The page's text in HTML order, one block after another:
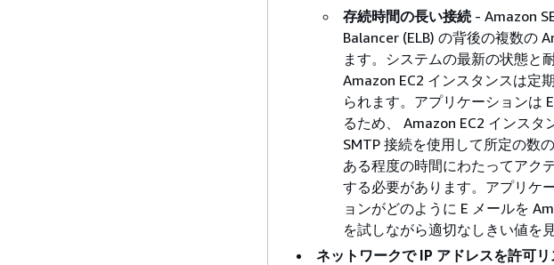
存続時間の長い接続 - Amazon
Balancer (ELB) の背後の複数の
ます。システムの最新の状態と
Amazon EC2 インスタンスは定
られます。アプリケーションは
るため、 Amazon EC2 インス
SMTP 接続を使用して所定の数
ある程度の時間にわたってアク
する必要があります。アプリケ
ョンがどのように E メールを
を試しながら適切なしきい値を
ネットワークで IP アドレスを許可